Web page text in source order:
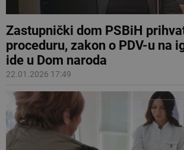
Zastupnički dom PSBiH
proceduru, zakon o PDV-u na
ide u Dom naroda
22.01.2026 17:49